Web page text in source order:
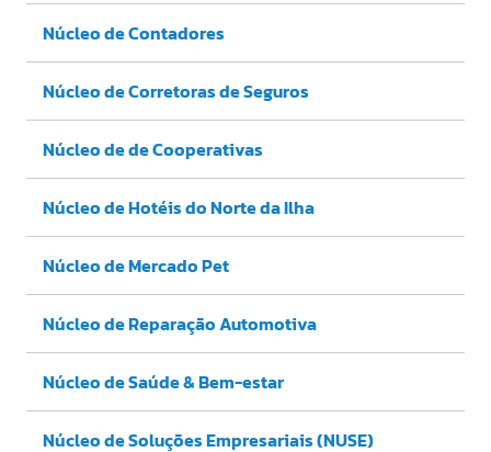
Núcleo de Contadores
Núcleo de Corretoras de Seguros
Núcleo de de Cooperativas
Núcleo de Hotéis do Norte da Ilha
Núcleo de Mercado Pet
Núcleo de Reparação Automotiva
Núcleo de Saúde & Bem-estar
Núcleo de Soluções Empresariais (NUSE)